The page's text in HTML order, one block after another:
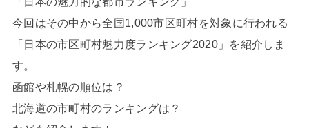
今回はその中から全国1,000市区町村を対象に行われる
「日本の市区町村魅力度ランキング2020」を紹介しま
す。
函館や札幌の順位は？
北海道の市町村のランキングは？